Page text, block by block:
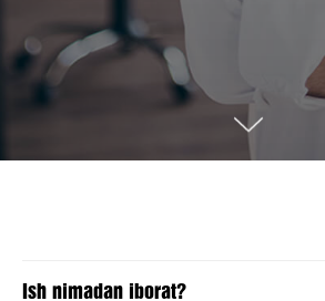
Ish nimadan iborat?